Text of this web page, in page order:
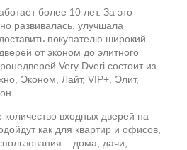
более 10 лет. За это
развивалась, улучшала
покупателю широкий
от эконом до элитного
Very Dveri состоит из
Эконом, Лайт, VIP+, Элит,
входных дверей на
как для квартир и офисов,
– дома, дачи,